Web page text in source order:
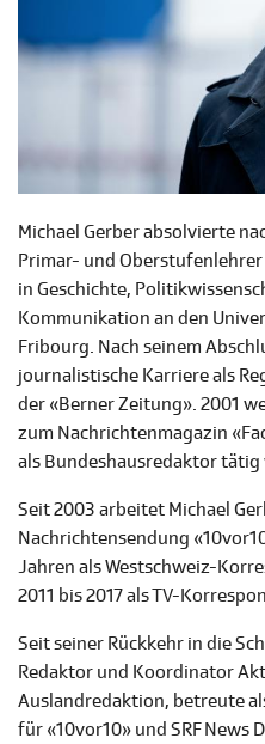
Michael Gerber absolvierte
Primar- und
in Geschichte,
Kommunikation an den
Fribourg. Nach seinem
journalistische Karriere als
der «Berner Zeitung». 2001
zum Nachrichtenmagazin
als Bundeshausredaktor tätig
Seit 2003 arbeitet Michael
Nachrichtensendung
Jahren als Westschweiz-
2011 bis 2017 als TV-
Seit seiner Rückkehr in die
Redaktor und Koordinator
Auslandredaktion, betreute
für «10vor10» und SRF